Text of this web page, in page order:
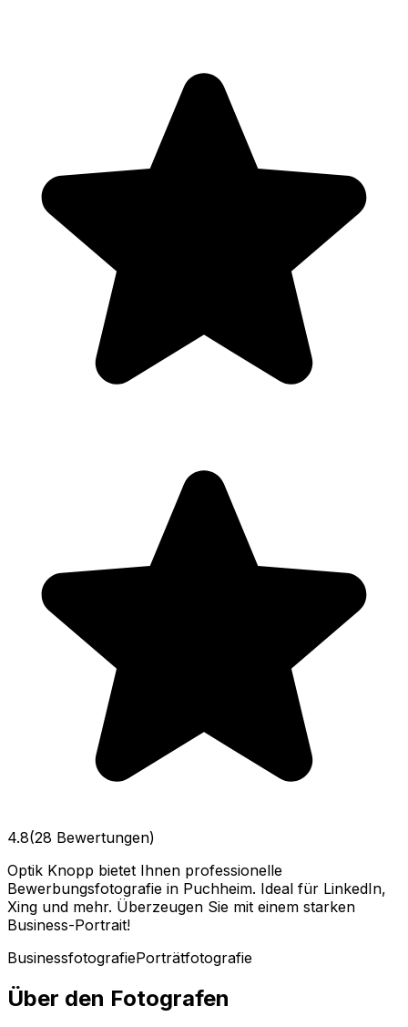
4.8(28 Bewertungen)
Optik Knopp bietet Ihnen professionelle
Bewerbungsfotografie in Puchheim. Ideal für LinkedIn,
Xing und mehr. Überzeugen Sie mit einem starken
Business-Portrait!
BusinessfotografiePorträtfotografie
Über den Fotografen